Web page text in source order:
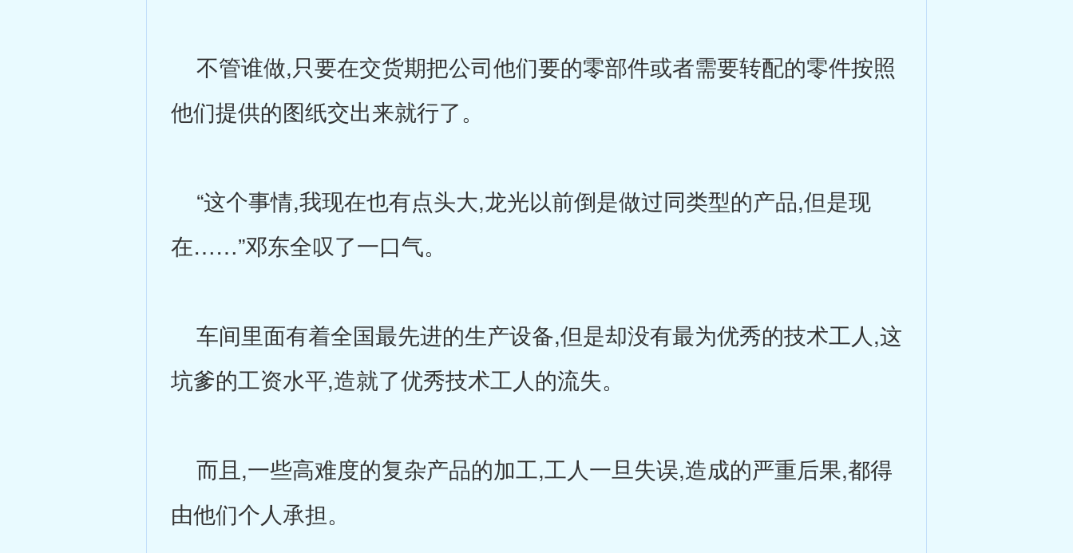
不管谁做,只要在交货期把公司他们要的零部件或者需要转配的零件按照
他们提供的图纸交出来就行了。
“这个事情,我现在也有点头大,龙光以前倒是做过同类型的产品,但是现
在……”邓东全叹了一口气。
车间里面有着全国最先进的生产设备,但是却没有最为优秀的技术工人,这
坑爹的工资水平,造就了优秀技术工人的流失。
而且,一些高难度的复杂产品的加工,工人一旦失误,造成的严重后果,都得
由他们个人承担。